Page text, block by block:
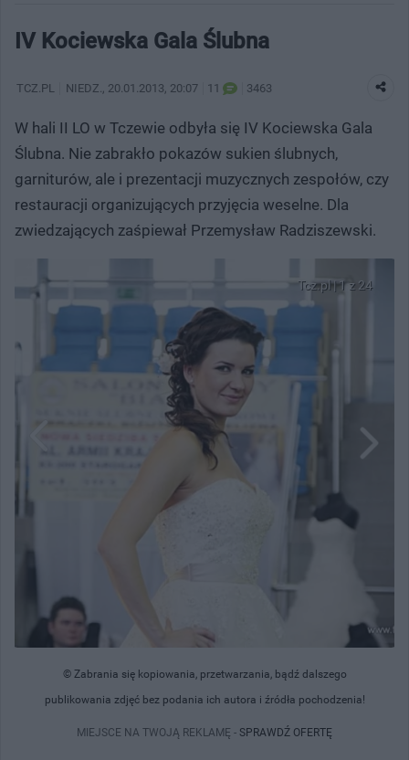
IV Kociewska Gala Ślubna
TCZ.PL NIEDZ. , 20.01.2013, 20:07 11 3463
W hali II LO w Tczewie odbyła się IV Kociewska Gala
Ślubna. Nie zabrakło pokazów sukien ślubnych,
garniturów, ale i prezentacji muzycznych zespołów, czy
restauracji organizujących przyjęcia weselne. Dla
zwiedzających zaśpiewał Przemysław Radziszewski.
Tcz.pl | 1 z 24
© Zabrania się kopiowania, przetwarzania, bądź dalszego
publikowania zdjęć bez podania ich autora i źródła pochodzenia!
MIEJSCE NA TWOJĄ REKLAMĘ - SPRAWDŹ OFERTĘ